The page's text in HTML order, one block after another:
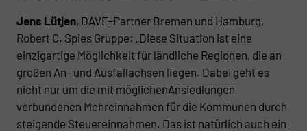
Jens Lütjen, DAVE-Partner Bremen und Hamburg,
Robert C. Spies Gruppe: „Diese Situation ist eine
einzigartige Möglichkeit für ländliche Regionen, die an
großen An- und Ausfallachsen liegen. Dabei geht es
nicht nur um die mit möglichenAnsiedlungen
verbundenen Mehreinnahmen für die Kommunen durch
steigende Steuereinnahmen. Das ist natürlich auch ein